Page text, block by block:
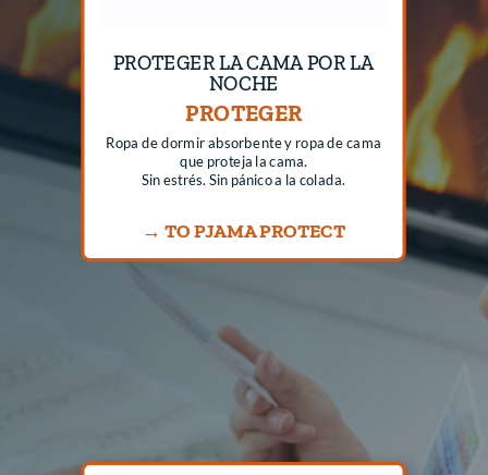
PROTEGER LA CAMA POR LA
NOCHE
PROTEGER
Ropa de dormir absorbente y ropa de cama
que proteja la cama.
Sin estrés. Sin pánico a la colada.
→ TO PJAMA PROTECT